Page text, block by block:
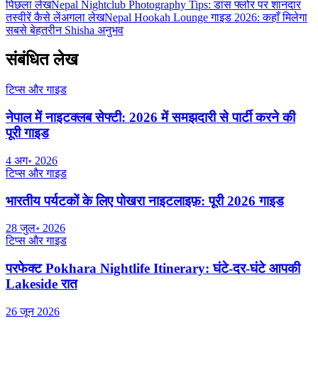
पिछला लेखNepal Nightclub Photography Tips: डांस फ्लोर पर शानदार
तस्वीरें कैसे लेंअगला लेखNepal Hookah Lounge गाइड 2026: कहाँ मिलेगा
सबसे बेहतरीन Shisha अनुभव
संबंधित लेख
टिप्स और गाइड
नेपाल में नाइटक्लब सेफ्टी: 2026 में समझदारी से पार्टी करने की
पूरी गाइड
4 अग॰ 2026
टिप्स और गाइड
भारतीय पर्यटकों के लिए पोखरा नाइटलाइफ़: पूरी 2026 गाइड
28 जुल॰ 2026
टिप्स और गाइड
परफेक्ट Pokhara Nightlife Itinerary: घंटे-दर-घंटे आपकी
Lakeside रात
26 जून 2026